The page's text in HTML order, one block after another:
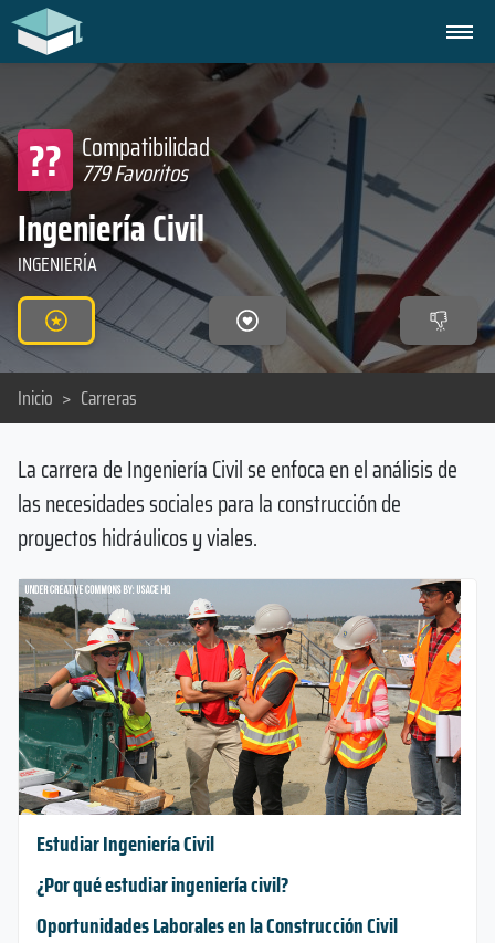
Ingeniería Civil
Compatibilidad
779 Favoritos
??
INGENIERÍA
Inicio > Carreras
La carrera de Ingeniería Civil se enfoca en el análisis de
las necesidades sociales para la construcción de
proyectos hidráulicos y viales.
Estudiar Ingeniería Civil
¿Por qué estudiar ingeniería civil?
Oportunidades Laborales en la Construcción Civil